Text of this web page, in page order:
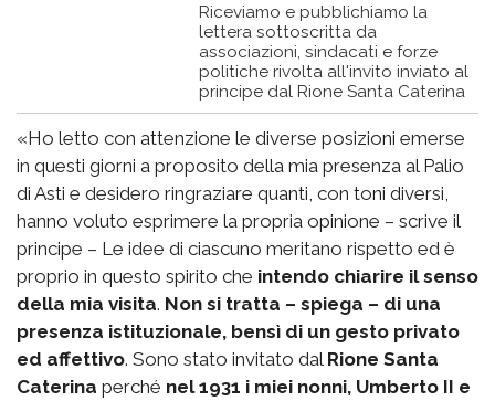
Riceviamo e pubblichiamo la
lettera sottoscritta da
associazioni, sindacati e forze
politiche rivolta all'invito inviato al
principe dal Rione Santa Caterina
«Ho letto con attenzione le diverse posizioni emerse
in questi giorni a proposito della mia presenza al Palio
di Asti e desidero ringraziare quanti, con toni diversi,
hanno voluto esprimere la propria opinione – scrive il
principe – Le idee di ciascuno meritano rispetto ed è
proprio in questo spirito che intendo chiarire il senso
della mia visita. Non si tratta – spiega – di una
presenza istituzionale, bensì di un gesto privato
ed affettivo. Sono stato invitato dal Rione Santa
Caterina perché nel 1931 i miei nonni, Umberto II e